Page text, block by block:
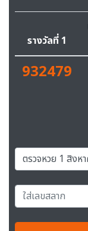
รางวัลที่ 1
932479